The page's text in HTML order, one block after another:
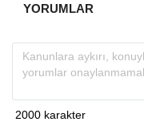
YORUMLAR